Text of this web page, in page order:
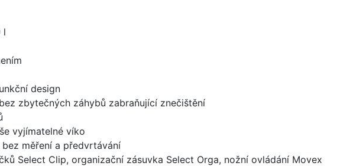
l
design
zbytečných záhybů zabraňující znečištění
vyjímatelné víko
měření a předvrtávání
Select Clip, organizační zásuvka Select Orga, nožní ovládání Movex